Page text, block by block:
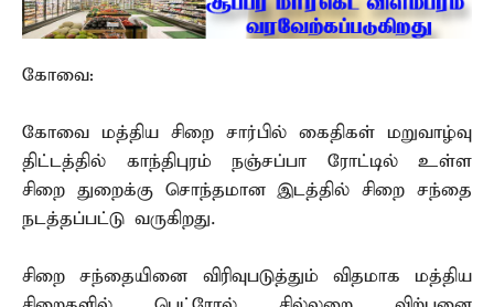
கோவை:
கோவை மத்திய சிறை சார்பில் கைதிகள் மறுவாழ்வு
திட்டத்தில் காந்திபுரம் நஞ்சப்பா ரோட்டில் உள்ள
சிறை துறைக்கு சொந்தமான இடத்தில் சிறை சந்தை
நடத்தப்பட்டு வருகிறது.
சிறை சந்தையினை விரிவுபடுத்தும் விதமாக மத்திய